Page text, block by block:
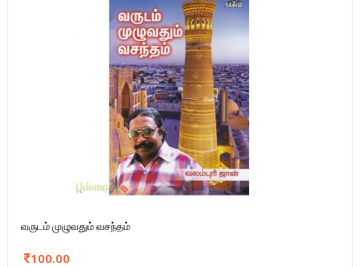
வருடம் முழுவதும் வசந்தம்
100.00